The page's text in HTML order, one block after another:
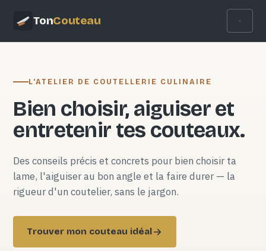
TonCouteau
L'ATELIER DE COUTELLERIE CULINAIRE
Bien choisir, aiguiser et
entretenir tes couteaux.
Des conseils précis et concrets pour bien choisir ta
lame, l'aiguiser au bon angle et la faire durer — la
rigueur d'un coutelier, sans le jargon.
Trouver mon couteau idéal